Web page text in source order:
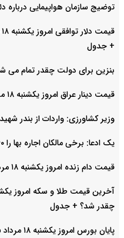
توضیج سازمان هواپیمایی درباره
+ جدول
بنزین برای دولت چقدر تمام می
قیمت دینار عراق امروز یکشنبه ۱۸ مرداد ۱۴۰۵
وزیر کشاورزی: واردات از بندر
یک ادعا: برخی مالکان اجاره بها را ۶۰ درصد افزایش می دهند
قیمت دام زنده امروز یکشنبه ۱۸ مرداد ۱۴۰۵ اعلام شد + جدول
چقدر شد؟ + جدول